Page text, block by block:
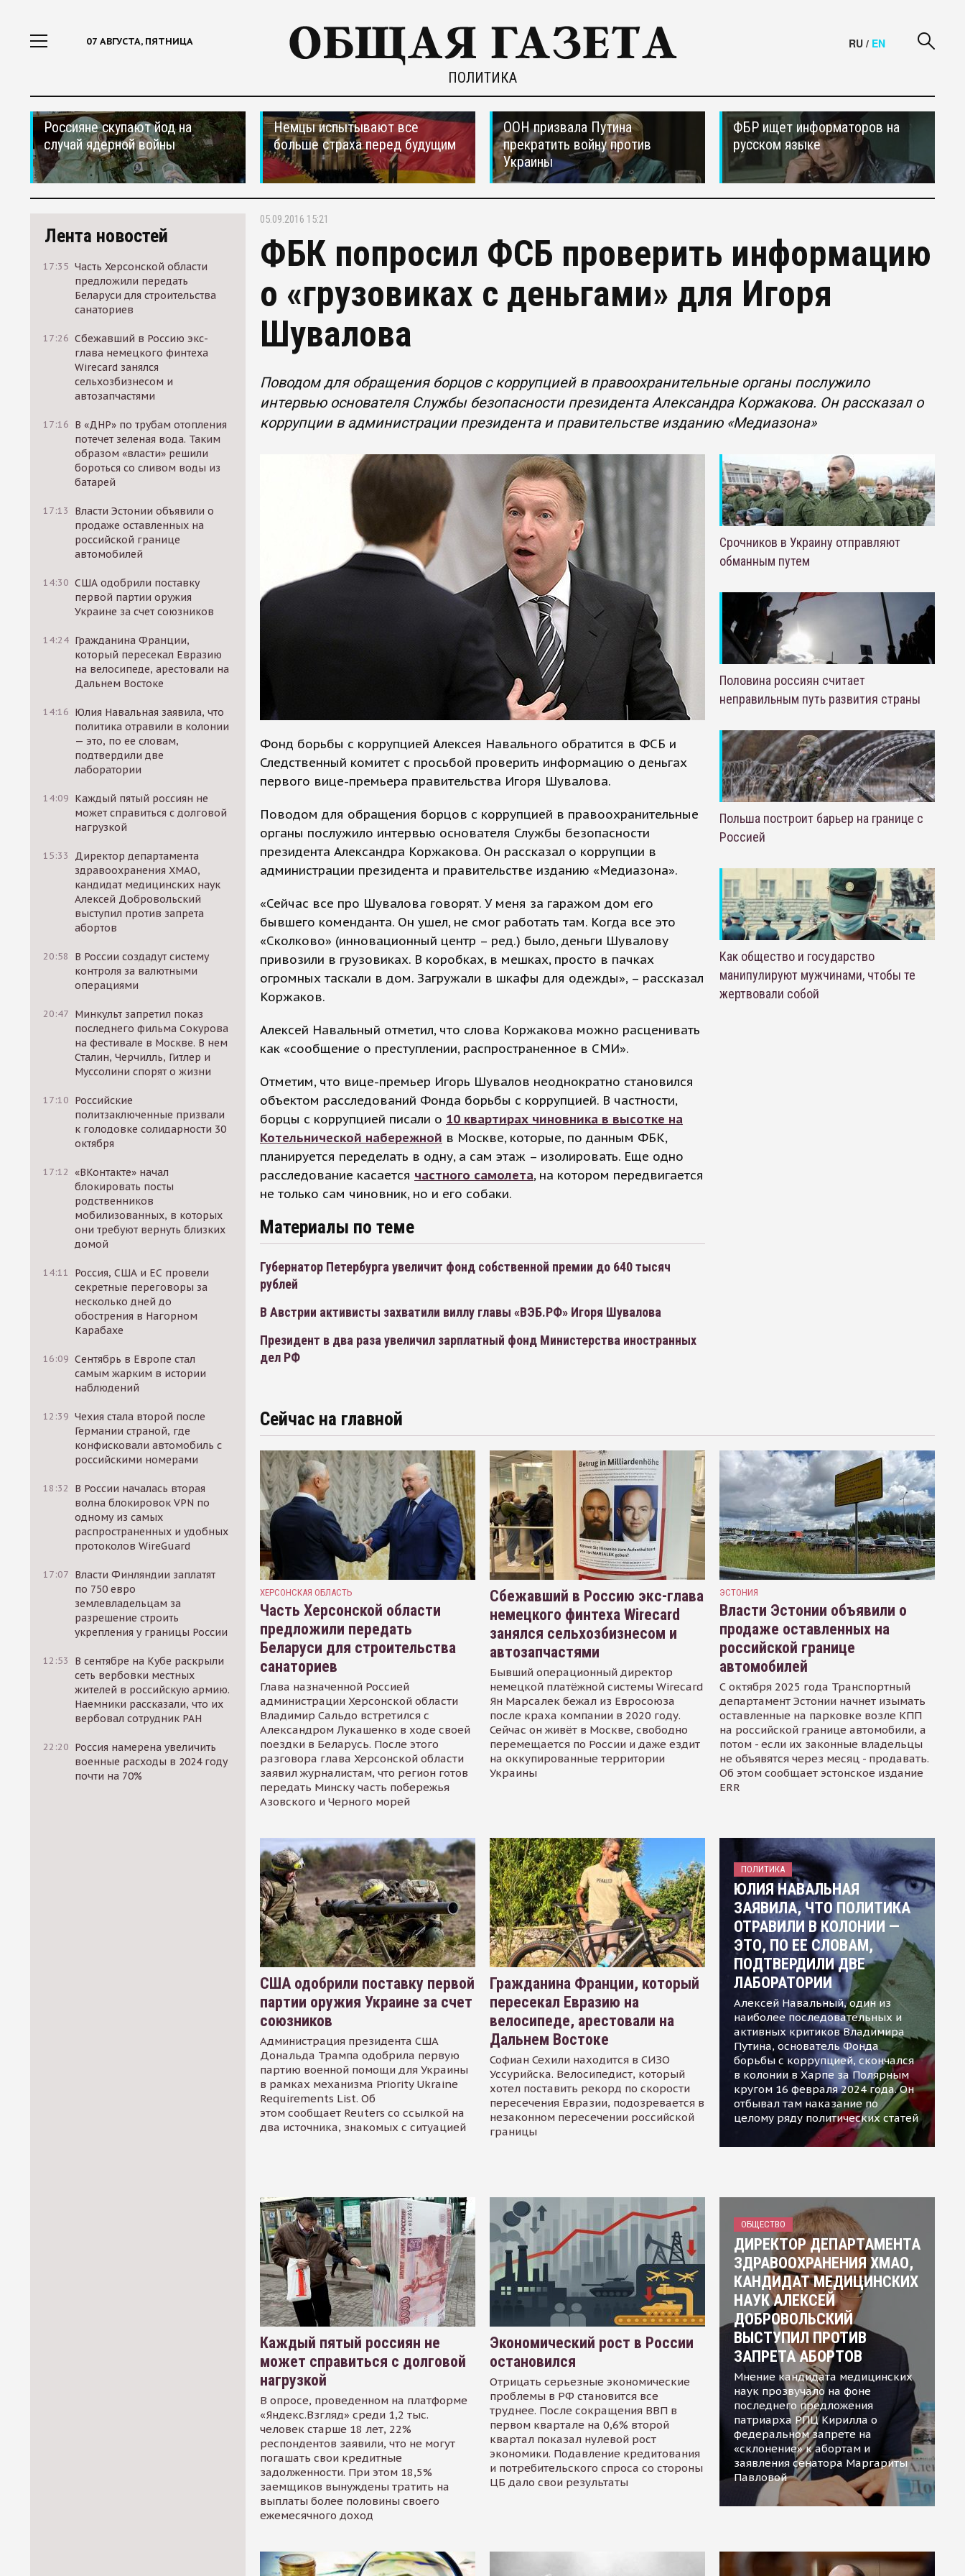
07 АВГУСТА, ПЯТНИЦА
ПОЛИТИКА
RU / EN
Россияне скупают йод на
случай ядерной войны
Немцы испытывают все
больше страха перед будущим
ООН призвала Путина
прекратить войну против
Украины
ФБР ищет информаторов на
русском языке
Лента новостей
17:35 Часть Херсонской области
предложили передать
Беларуси для строительства
санаториев
17:26 Сбежавший в Россию экс-
глава немецкого финтеха
Wirecard занялся
сельхозбизнесом и
автозапчастями
17:16 В «ДНР» по трубам отопления
потечет зеленая вода. Таким
образом «власти» решили
бороться со сливом воды из
батарей
17:13
Власти Эстонии объявили о
продаже оставленных на
российской границе
автомобилей
14:30 США одобрили поставку
первой партии оружия
Украине за счет союзников
14:24 Гражданина Франции,
который пересекал Евразию
на велосипеде, арестовали на
Дальнем Востоке
14:16 Юлия Навальная заявила, что
политика отравили в колонии
— это, по ее словам,
подтвердили две
лаборатории
14:09 Каждый пятый россиян не
может справиться с долговой
нагрузкой
15:33
Директор департамента
здравоохранения ХМАО,
кандидат медицинских наук
Алексей Добровольский
выступил против запрета
абортов
20:58
В России создадут систему
контроля за валютными
операциями
20:47 Минкульт запретил показ
последнего фильма Сокурова
на фестивале в Москве. В нем
Сталин, Черчилль, Гитлер и
Муссолини спорят о жизни
17:10 Российские
политзаключенные призвали
к голодовке солидарности 30
октября
17:12 «ВКонтакте» начал
блокировать посты
родственников
мобилизованных, в которых
они требуют вернуть близких
домой
14:11
Россия, США и ЕС провели
секретные переговоры за
несколько дней до
обострения в Нагорном
Карабахе
16:09 Сентябрь в Европе стал
самым жарким в истории
наблюдений
12:39 Чехия стала второй после
Германии страной, где
конфисковали автомобиль с
российскими номерами
18:32
В России началась вторая
волна блокировок VPN по
одному из самых
распространенных и удобных
протоколов WireGuard
17:07 Власти Финляндии заплатят
по 750 евро
землевладельцам за
разрешение строить
укрепления у границы России
12:53
В сентябре на Кубе раскрыли
сеть вербовки местных
жителей в российскую армию.
Наемники рассказали, что их
вербовал сотрудник РАН
22:20 Россия намерена увеличить
военные расходы в 2024 году
почти на 70%
05.09.2016 15:21
ФБК попросил ФСБ проверить информацию
о «грузовиках с деньгами» для Игоря
Шувалова
Поводом для обращения борцов с коррупцией в правоохранительные органы послужило
интервью основателя Службы безопасности президента Александра Коржакова. Он рассказал о
коррупции в администрации президента и правительстве изданию «Медиазона»
Фонд борьбы с коррупцией Алексея Навального обратится в ФСБ и
Следственный комитет с просьбой проверить информацию о деньгах
первого вице-премьера правительства Игоря Шувалова.
Поводом для обращения борцов с коррупцией в правоохранительные
органы послужило интервью основателя Службы безопасности
президента Александра Коржакова. Он рассказал о коррупции в
администрации президента и правительстве изданию «Медиазона».
«Сейчас все про Шувалова говорят. У меня за гаражом дом его
бывшего коменданта. Он ушел, не смог работать там. Когда все это
«Сколково» (инновационный центр – ред.) было, деньги Шувалову
привозили в грузовиках. В коробках, в мешках, просто в пачках
огромных таскали в дом. Загружали в шкафы для одежды», – рассказал
Коржаков.
Алексей Навальный отметил, что слова Коржакова можно расценивать
как «сообщение о преступлении, распространенное в СМИ».
Отметим, что вице-премьер Игорь Шувалов неоднократно становился
объектом расследований Фонда борьбы с коррупцией. В частности,
борцы с коррупцией писали о 10 квартирах чиновника в высотке на
Котельнической набережной в Москве, которые, по данным ФБК,
планируется переделать в одну, а сам этаж – изолировать. Еще одно
расследование касается частного самолета, на котором передвигается
не только сам чиновник, но и его собаки.
Материалы по теме
Губернатор Петербурга увеличит фонд собственной премии до 640 тысяч
рублей
В Австрии активисты захватили виллу главы «ВЭБ.РФ» Игоря Шувалова
Президент в два раза увеличил зарплатный фонд Министерства иностранных
дел РФ
Срочников в Украину отправляют
обманным путем
Половина россиян считает
неправильным путь развития страны
Польша построит барьер на границе с
Россией
Как общество и государство
манипулируют мужчинами, чтобы те
жертвовали собой
Сейчас на главной
ХЕРСОНСКАЯ ОБЛАСТЬ
Часть Херсонской области
предложили передать
Беларуси для строительства
санаториев
Глава назначенной Россией
администрации Херсонской области
Владимир Сальдо встретился с
Александром Лукашенко в ходе своей
поездки в Беларусь. После этого
разговора глава Херсонской области
заявил журналистам, что регион готов
передать Минску часть побережья
Азовского и Черного морей
Сбежавший в Россию экс-глава
немецкого финтеха Wirecard
занялся сельхозбизнесом и
автозапчастями
Бывший операционный директор
немецкой платёжной системы Wirecard
Ян Марсалек бежал из Евросоюза
после краха компании в 2020 году.
Сейчас он живёт в Москве, свободно
перемещается по России и даже ездит
на оккупированные территории
Украины
ЭСТОНИЯ
Власти Эстонии объявили о
продаже оставленных на
российской границе
автомобилей
С октября 2025 года Транспортный
департамент Эстонии начнет изымать
оставленные на парковке возле КПП
на российской границе автомобили, а
потом - если их законные владельцы
не объявятся через месяц - продавать.
Об этом сообщает эстонское издание
ERR
США одобрили поставку первой
партии оружия Украине за счет
союзников
Администрация президента США
Дональда Трампа одобрила первую
партию военной помощи для Украины
в рамках механизма Priority Ukraine
Requirements List. Об
этом сообщает Reuters со ссылкой на
два источника, знакомых с ситуацией
Гражданина Франции, который
пересекал Евразию на
велосипеде, арестовали на
Дальнем Востоке
Софиан Сехили находится в СИЗО
Уссурийска. Велосипедист, который
хотел поставить рекорд по скорости
пересечения Евразии, подозревается в
незаконном пересечении российской
границы
ПОЛИТИКА
ЮЛИЯ НАВАЛЬНАЯ
ЗАЯВИЛА, ЧТО ПОЛИТИКА
ОТРАВИЛИ В КОЛОНИИ —
ЭТО, ПО ЕЕ СЛОВАМ,
ПОДТВЕРДИЛИ ДВЕ
ЛАБОРАТОРИИ
Алексей Навальный, один из
наиболее последовательных и
активных критиков Владимира
Путина, основатель Фонда
борьбы с коррупцией, скончался
в колонии в Харпе за Полярным
кругом 16 февраля 2024 года. Он
отбывал там наказание по
целому ряду политических статей
Каждый пятый россиян не
может справиться с долговой
нагрузкой
В опросе, проведенном на платформе
«Яндекс.Взгляд» среди 1,2 тыс.
человек старше 18 лет, 22%
респондентов заявили, что не могут
погашать свои кредитные
задолженности. При этом 18,5%
заемщиков вынуждены тратить на
выплаты более половины своего
ежемесячного доход
Экономический рост в России
остановился
Отрицать серьезные экономические
проблемы в РФ становится все
труднее. После сокращения ВВП в
первом квартале на 0,6% второй
квартал показал нулевой рост
экономики. Подавление кредитования
и потребительского спроса со стороны
ЦБ дало свои результаты
ОБЩЕСТВО
ДИРЕКТОР ДЕПАРТАМЕНТА
ЗДРАВООХРАНЕНИЯ ХМАО,
КАНДИДАТ МЕДИЦИНСКИХ
НАУК АЛЕКСЕЙ
ДОБРОВОЛЬСКИЙ
ВЫСТУПИЛ ПРОТИВ
ЗАПРЕТА АБОРТОВ
Мнение кандидата медицинских
наук прозвучало на фоне
последнего предложения
патриарха РПЦ Кирилла о
федеральном запрете на
«склонение» к абортам и
заявления сенатора Маргариты
Павловой